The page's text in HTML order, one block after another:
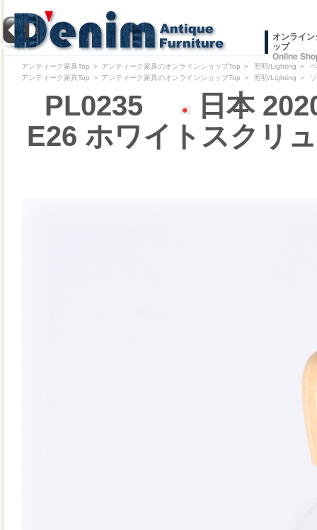
オンライ
ップ
Online
アンティーク家具Top ＞ アンティーク家具のオンラインショップTop ＞ 照明/Lighting ＞
アンティーク家具Top ＞ アンティーク家具のオンラインショップTop ＞ 照明/Lighting ＞
PL0235
日本
E26 ホワイトスクリ